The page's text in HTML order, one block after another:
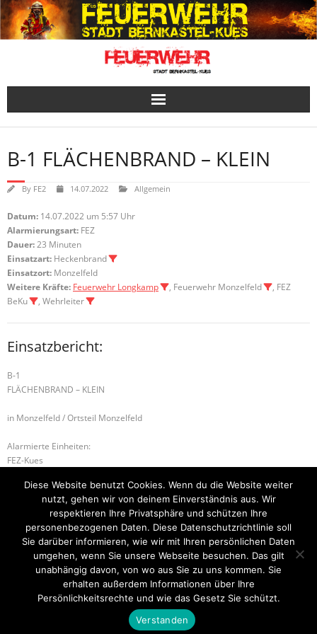
Skip
to
content
B-1 FLÄCHENBRAND – KLEIN
By FE2 14.07.2022 Allgemein
Datum: 14.07.2022 um 5:57 Uhr
Alarmierungsart: FEZ
Dauer:23 Minuten
Einsatzart: Heckenbrand
Einsatzort: Monzelfeld
Weitere Kräfte: Feuerwehr Longkamp , Feuerwehr Monzelfeld
, FEZ
BeKu
, Wehrleiter
Einsatzbericht:
B-1
FLÄCHENBRAND – KLEIN
in Monzelfeld / Ortsteil Monzelfeld
Alarmierte Einheiten:
FEZ-Kues
FF-Monzelfeld
WL-Bernkastel-Kues
B-2 BRANDMELDEANLAGE H-1 ABSICHERUNG
Startseite Einsätze Mitglied werden Über uns
Kontakt
Think Up Themes Ltd. Powered by
Diese Website benutzt Cookies. Wenn du die Website weiter
nutzt, gehen wir von deinem Einverständnis aus. Wir
respektieren Ihre Privatsphäre und schützen Ihre
personenbezogenen Daten. Diese Datenschutzrichtlinie soll
Sie darüber informieren, wie wir mit Ihren persönlichen Daten
umgehen, wenn Sie unsere Webseite besuchen. Das gilt
unabhängig davon, von wo aus Sie zu uns kommen. Sie
erhalten außerdem Informationen über Ihre
Persönlichkeitsrechte und wie das Gesetz Sie schützt.
Verstanden